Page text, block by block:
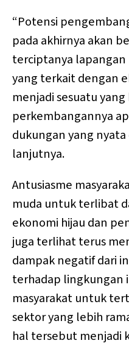
“Potensi
pada akhirnya akan
terciptanya
yang terkait dengan
menjadi sesuatu
perkembangannya
dukungan yang
lanjutnya.
Antusiasme
muda untuk terlibat
ekonomi hijau dan
juga terlihat terus
dampak negatif dari
terhadap lingkungan
masyarakat untuk
sektor yang lebih
hal tersebut menjadi